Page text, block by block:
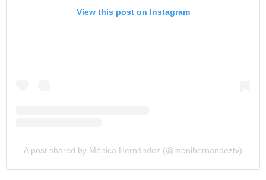
View this post on Instagram
A post shared by Mónica Hernández (@monihernandeztv)